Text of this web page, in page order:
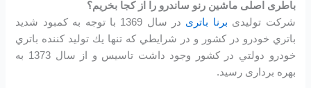
باطری اصلی ماشین رنو ساندرو را از کجا بخریم؟
شرکت تولیدی برنا باتری
در سال 1369 با توجه به كمبود شديد
باتري خودرو در كشور و در شرايطي كه تنها يك توليد كننده باتري
خودرو دولتي در كشور وجود داشت تاسیس و از سال 1373 به
بهره برداری رسید.